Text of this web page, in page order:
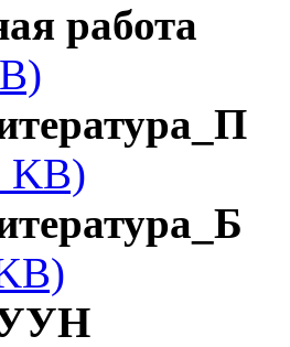
работа
KB)